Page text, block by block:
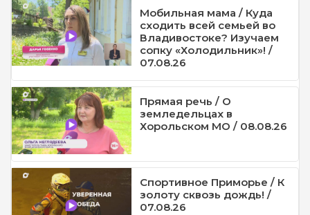
Мобильная мама / Куда
сходить всей семьей во
Владивостоке? Изучаем
сопку «Холодильник»! /
07.08.26
Прямая речь / О
земледельцах в
Хорольском МО / 08.08.26
Спортивное Приморье / К
золоту сквозь дождь! /
07.08.26